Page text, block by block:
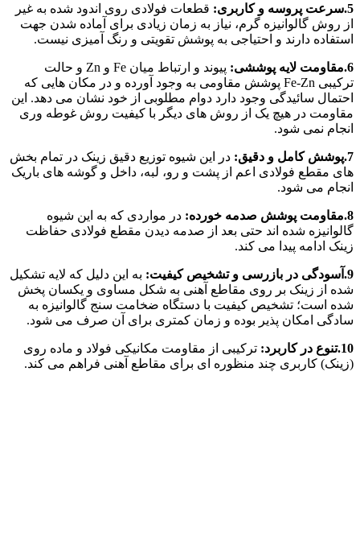
5.سرعت پروسه و کاربری:
قطعات فولادی روی اندود شده به غیر
از روش گالوانیزه گرم، نیاز به زمان زیادی برای آماده شدن جهت
استفاده دارند و احتیاجی به پوشش تقویتی و رنگ آمیزی نیست.
6.مقاومت لایه پوششی:
پیوند و ارتباط میان Fe و Zn و حالت
ترکیبی Fe-Zn پوشش مقاومی به وجود آورده و در مکان هایی که
احتمال سائیدگی وجود دارد دوام مطلوبی از خود نشان می دهد. این
مقاومت در هیچ یک از روش های دیگر با کیفیت روش غوطه وری
انجام نمی شود.
7.پوشش کامل و دقیق:
در این شیوه توزیع دقیق زینک در تمام بخش
های مقطع فولادی اعم از پشت و رو، لبه، داخل و گوشه های باریک
انجام می شود.
8.مقاومت پوشش صدمه خورده:
در مواردی که به این شیوه
گالوانیزه شده اند حتی بعد از صدمه دیدن مقطع فولادی حفاظت
زینک ادامه پیدا می کند.
9.آسودگی در بازرسی و تشخیص کیفیت:
به این دلیل که لایه تشکیل
شده از زینک بر روی مقاطع آهنی به شکل مساوی و یکسان پخش
شده است؛ تشخیص کیفیت با دستگاه ضخامت سنج گالوانیزه به
سادگی امکان پذیر بوده و زمان کمتری برای آن صرف می شود.
10.تنوع در کاربرد:
ترکیبی از مقاومت مکانیکی فولاد و ماده روی
(زینک) کاربری چند منظوره ای برای مقاطع آهنی فراهم می کند.